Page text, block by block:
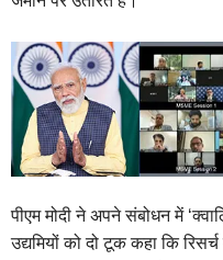
पीएम मोदी ने अपने संबोधन में
उद्यमियों को दो टूक कहा कि